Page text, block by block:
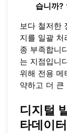
습니까?
보다 철저한
지를 일괄 처
종 부족합니
는 지점입니
위해 전용 메
약하고 더 큰
디지털
타데이